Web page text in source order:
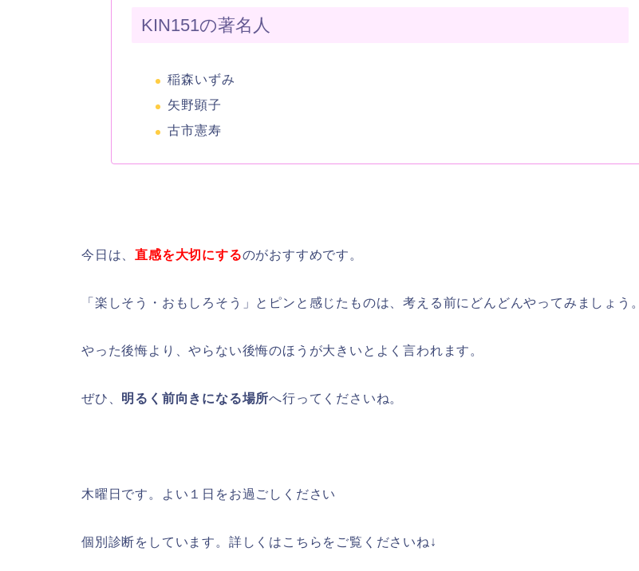
KIN151の著名人
稲森いずみ
矢野顕子
古市憲寿
今日は、直感を大切にするのがおすすめです。
「楽しそう・おもしろそう」とピンと感じたものは、考える前にどんどんやってみましょう。
やった後悔より、やらない後悔のほうが大きいとよく言われます。
ぜひ、 明るく前向きになる場所へ行ってくださいね。
木曜日です。よい１日をお過ごしください
個別診断をしています。詳しくはこちらをご覧くださいね↓